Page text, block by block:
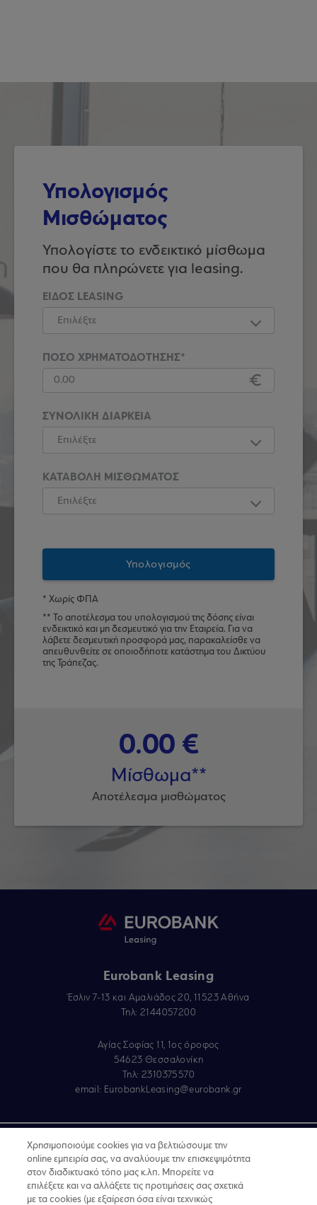
Υπολογισμός
Μισθώματος
Υπολογίστε το ενδεικτικό μίσθωμα
που θα πληρώνετε για leasing.
ΕΙΔΟΣ LEASING
ΠΟΣΟ ΧΡΗΜΑΤΟΔΟΤΗΣΗΣ*
ΣΥΝΟΛΙΚΗ ΔΙΑΡΚΕΙΑ
ΚΑΤΑΒΟΛΗ ΜΙΣΘΩΜΑΤΟΣ
* Χωρίς ΦΠΑ
** Το αποτέλεσμα του υπολογισμού της δόσης είναι
ενδεικτικό και μη δεσμευτικό για την Εταιρεία. Για να
λάβετε δεσμευτική προσφορά μας, παρακαλείσθε να
απευθυνθείτε σε οποιοδήποτε κατάστημα του Δικτύου
της Τράπεζας.
0.00 €
Μίσθωμα**
Αποτέλεσμα μισθώματος
Eurobank Leasing
Έσλιν 7-13 και Αμαλιάδος 20, 11523 Αθήνα
Τηλ: 2144057200
Αγίας Σοφίας 11, 1ος όροφος
54623 Θεσσαλονίκη
Τηλ: 2310375570
email: EurobankLeasing@eurobank.gr
Copyright © 2019
Όροι Χρήσης
Προσωπικά δεδομένα στον Διαδικτυακό Τόπο
Χρησιμοποιούμε cookies για να βελτιώσουμε την
online εμπειρία σας, να αναλύουμε την επισκεψιμότητα
στον διαδικτυακό τόπο μας κ.λπ. Μπορείτε να
επιλέξετε και να αλλάξετε τις προτιμήσεις σας σχετικά
με τα cookies (με εξαίρεση όσα είναι τεχνικώς